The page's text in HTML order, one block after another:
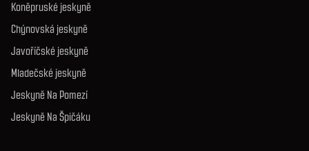
Koněpruské jeskyně
Chýnovská jeskyně
Javoříčské jeskyně
Mladečské jeskyně
Jeskyně Na Pomezí
Jeskyně Na Špičáku